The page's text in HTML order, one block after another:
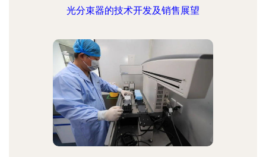
光分束器的技术开发及销售展望